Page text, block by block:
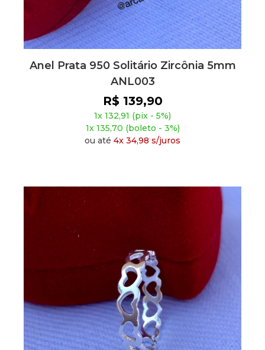
Anel Prata 950 Solitário Zircônia 5mm
ANL003
R$ 139,90
1x 132,91 (pix - 5%)
1x 135,70 (boleto - 3%)
ou até 4x 34,98 s/juros